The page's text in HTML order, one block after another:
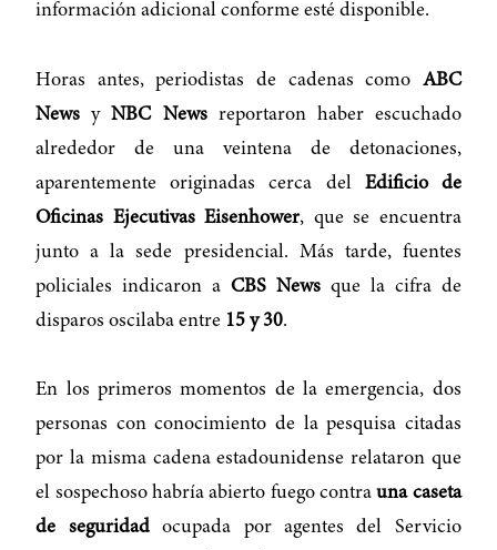
información adicional conforme esté disponible.
Horas antes, periodistas de cadenas como ABC
News yNBC Newsreportaron haber escuchado
alrededor de una veintena de detonaciones,
aparentemente originadas cerca del Edificio de
Oficinas Ejecutivas Eisenhower, que se encuentra
junto a la sede presidencial. Más tarde, fuentes
policiales indicaron aCBS News que la cifra de
disparos oscilaba entre 15 y 30.
En los primeros momentos de la emergencia, dos
personas con conocimiento de la pesquisa citadas
por la misma cadena estadounidense relataron que
el sospechoso habría abierto fuego contrauna caseta
de seguridadocupada por agentes del Servicio